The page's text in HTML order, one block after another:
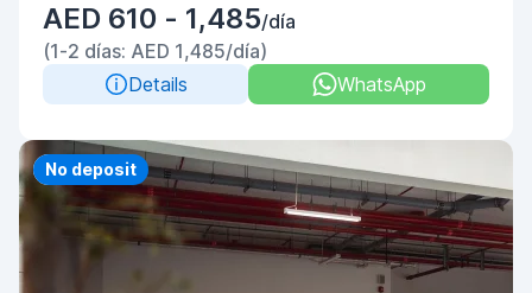
AED 610 - 1,485/día
(1-2 días: AED 1,485/día)
Details
WhatsApp
Priority
No deposit